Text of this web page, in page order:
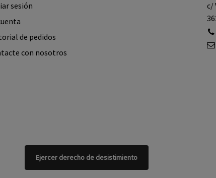
sesión
de pedidos
con nosotros
c/
Ejercer derecho de desistimiento